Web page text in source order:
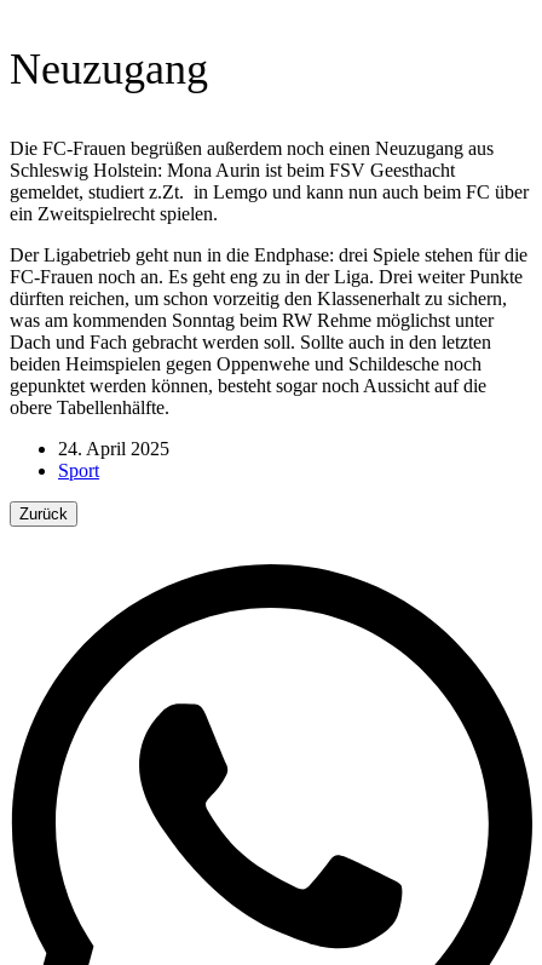
Neuzugang
Die FC-Frauen begrüßen außerdem noch einen Neuzugang aus
Schleswig Holstein: Mona Aurin ist beim FSV Geesthacht
gemeldet, studiert z.Zt. in Lemgo und kann nun auch beim FC über
ein Zweitspielrecht spielen.
Der Ligabetrieb geht nun in die Endphase: drei Spiele stehen für die
FC-Frauen noch an. Es geht eng zu in der Liga. Drei weiter Punkte
dürften reichen, um schon vorzeitig den Klassenerhalt zu sichern,
was am kommenden Sonntag beim RW Rehme möglichst unter
Dach und Fach gebracht werden soll. Sollte auch in den letzten
beiden Heimspielen gegen Oppenwehe und Schildesche noch
gepunktet werden können, besteht sogar noch Aussicht auf die
obere Tabellenhälfte.
24. April 2025
Sport